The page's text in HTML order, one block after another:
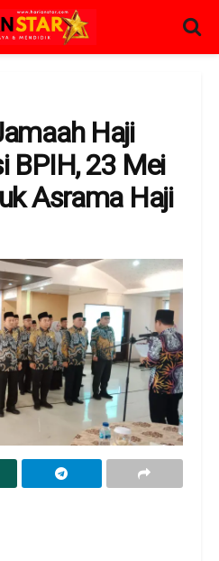
Haji
BPIH, 23 Mei
Asrama Haji